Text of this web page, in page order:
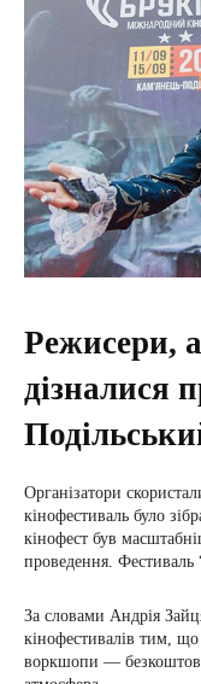
Режисери,
дізналися
Організатори
кінофестиваль було
кінофест був
проведення.
За словами Андрія
кінофестивалів тим,
воркшопи —